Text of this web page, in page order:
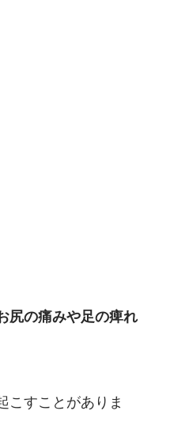
尻の痛みや足の痺れ
こすことがありま